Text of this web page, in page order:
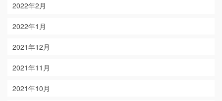
2022年2月
2022年1月
2021年12月
2021年11月
2021年10月